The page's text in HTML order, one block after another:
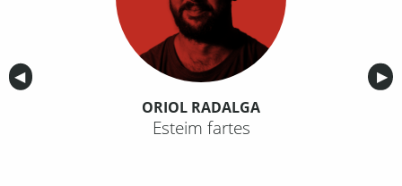
Anterior
◀︎ ▶︎
ORIOL RADALGA
Esteim fartes